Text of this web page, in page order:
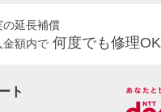
の延長補償
金額内で 何度でも修理OK
ト